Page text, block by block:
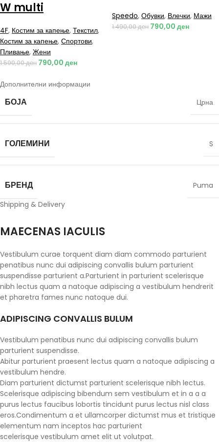
W multi
4F, Костим за капење, Текстил,
Костим за капење, Спортови,
Пливање, Жени
1.590,00ден 790,00 ден
Speedo, Обувки, Влечки, Мажи
1.490,00ден 790,00 ден
Дополнителни информации
БОЈА Црна
ГОЛЕМИНИ S
БРЕНД
Puma
Shipping & Delivery
MAECENAS IACULIS
Vestibulum curae torquent diam diam commodo parturient
penatibus nunc dui adipiscing convallis bulum parturient
suspendisse parturient a.Parturient in parturient scelerisque
nibh lectus quam a natoque adipiscing a vestibulum hendrerit
et pharetra fames nunc natoque dui.
ADIPISCING CONVALLIS BULUM
Vestibulum penatibus nunc dui adipiscing convallis bulum
parturient suspendisse.
Abitur parturient praesent lectus quam a natoque adipiscing a
vestibulum hendre.
Diam parturient dictumst parturient scelerisque nibh lectus.
Scelerisque adipiscing bibendum sem vestibulum et in a a a
purus lectus faucibus lobortis tincidunt purus lectus nisl class
eros.Condimentum a et ullamcorper dictumst mus et tristique
elementum nam inceptos hac parturient
scelerisque vestibulum amet elit ut volutpat.